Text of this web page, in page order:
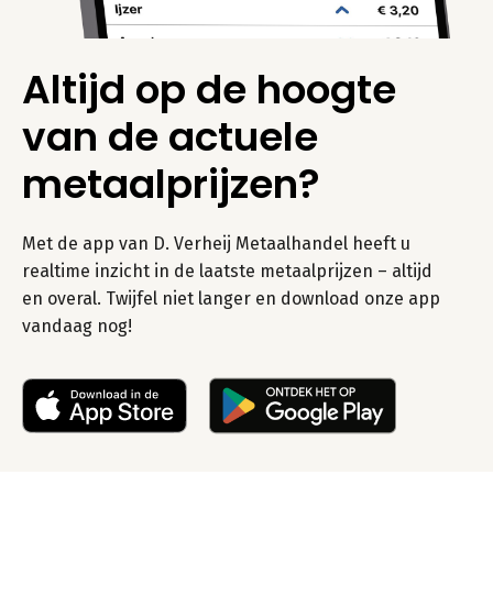
Altijd op de hoogte
van de actuele
metaalprijzen?
Met de app van D. Verheij Metaalhandel heeft u
realtime inzicht in de laatste metaalprijzen – altijd
en overal. Twijfel niet langer en download onze app
vandaag nog!